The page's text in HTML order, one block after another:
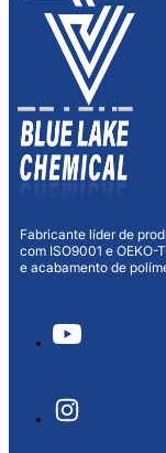
Fabricante líder de
com ISO9001 e
e acabamento de